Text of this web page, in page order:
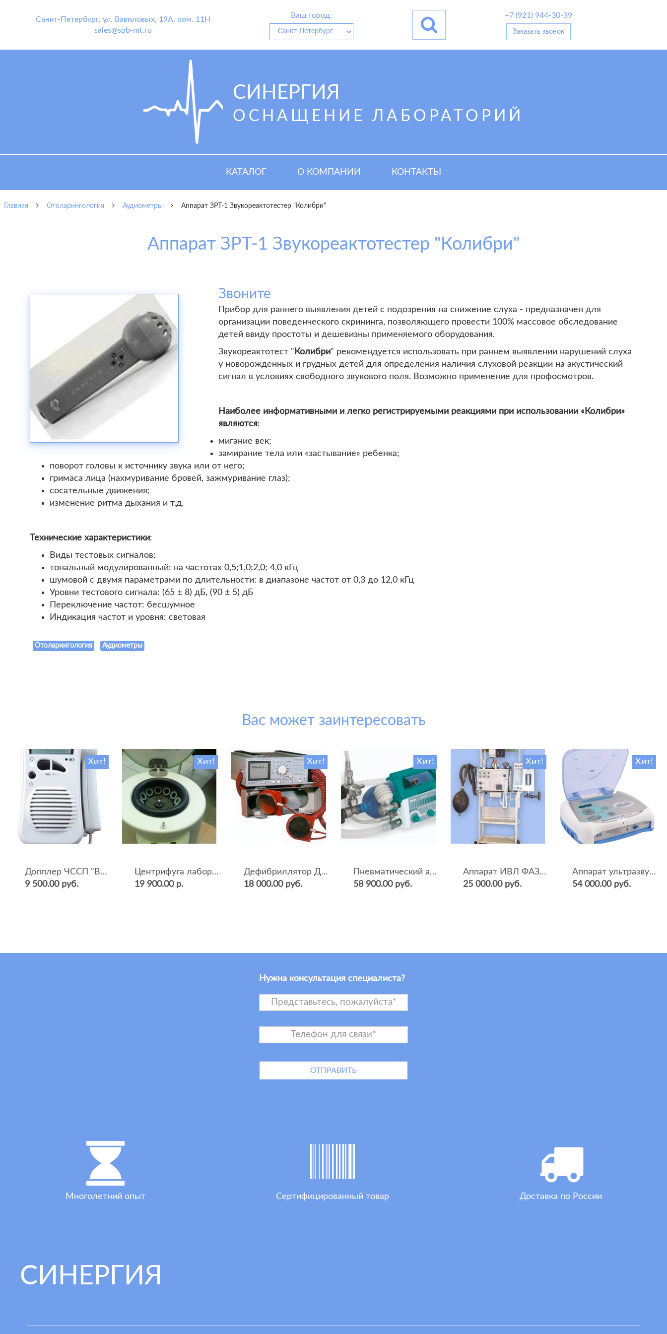
Санкт-Петербург, ул. Вавиловых, 19А, пом. 11Н
sales@spb-mt.ru
Ваш город: +7 (921) 944-30-39
Заказать звонок
СИНЕРГИЯ
ОСНАЩЕНИЕ ЛАБОРАТОРИЙ
КАТАЛОГ О КОМПАНИИ КОНТАКТЫ
Главная Отоларингология Аудиометры Аппарат ЗРТ-1 Звукореактотестер "Колибри"
Аппарат ЗРТ-1 Звукореактотестер "Колибри"
Звоните
Прибор для раннего выявления детей с подозрения на снижение слуха - предназначен для
организации поведенческого скрининга, позволяющего провести 100% массовое обследование
детей ввиду простоты и дешевизны применяемого оборудования.
Звукореактотест " Колибри" рекомендуется использовать при раннем выявлении нарушений слуха
у новорожденных и грудных детей для определения наличия слуховой реакции на акустический
сигнал в условиях свободного звукового поля. Возможно применение для профосмотров.
Наиболее информативными и легко регистрируемыми реакциями при использовании «Колибри»
являются:
мигание век;
замирание тела или «застывание» ребенка;
поворот головы к источнику звука или от него;
гримаса лица (нахмуривание бровей, зажмуривание глаз);
сосательные движения;
изменение ритма дыхания и т.д.
Технические характеристики:
Виды тестовых сигналов:
тональный модулированный: на частотах 0,5;1,0;2,0; 4,0 кГц
шумовой с двумя параметрами по длительности: в диапазоне частот от 0,3 до 12,0 кГц
Уровни тестового сигнала: (65 ± 8) дБ, (90 ± 5) дБ
Переключение частот: бесшумное
Индикация частот и уровня: световая
Отоларингология Аудиометры
Вас может заинтересовать
Хит!
Допплер ЧССП "BF-500++" (фетальный, ультразвуковой)
9 500.00 руб.
Хит!
Центрифуга лабораторная СМ-12 (4000 об.мин, 12 пробирок)
19 900.00 р.
Хит!
Дефибриллятор ДКИ-Н-04
18 000.00 руб.
Хит!
Пневматический аппарат ИВЛ и оксигенотерапии портативный АИВЛп-2/20-«ТМТ»
58 900.00 руб.
Хит!
Аппарат ИВЛ ФАЗА-5НР
25 000.00 руб.
Хит!
Аппарат ультразвуковой терапии Sonopulse (мультичастотный 1 и 3 Мгц)
54 000.00 руб.
Нужна консультация специалиста?
Многолетний опыт Сертифицированный товар Доставка по России
СИНЕРГИЯ